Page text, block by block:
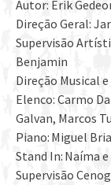
Autor: Erik
Direção Geral:
Supervisão
Benjamin
Direção Musical
Elenco: Carmo
Galvan, Marcos
Piano: Miguel
Stand In: Naíma
Supervisão